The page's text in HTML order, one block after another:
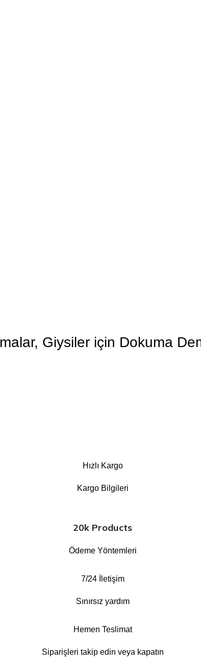
Giysiler için Dokuma
Hızlı Kargo
Kargo Bilgileri
20k Products
Ödeme Yöntemleri
7/24 İletişim
Sınırsız yardım
Hemen Teslimat
Siparişleri takip edin veya kapatın